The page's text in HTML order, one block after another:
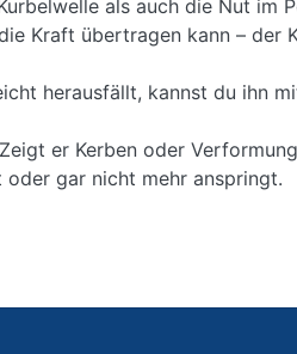
als auch die Nut im
Kraft übertragen kann – der
herausfällt, kannst du ihn
er Kerben oder
gar nicht mehr anspringt.